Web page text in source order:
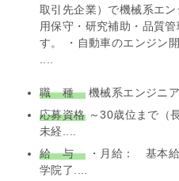
取引先企業）で機械系エ
用保守・研究補助・品質
す。 ・自動車のエンジン
職 種機械系エンジニア
応募資格～30歳位まで（
未経....
給 与・月給：
学院了....